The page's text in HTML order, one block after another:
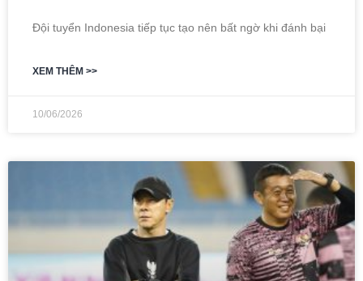
Đội tuyển Indonesia tiếp tục tạo nên bất ngờ khi đánh bại
XEM THÊM >>
10/06/2026